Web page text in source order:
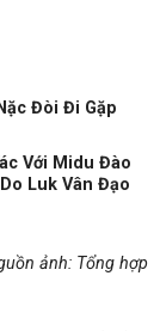
Đòi Đi Gặp
Với Midu Đào
Luk Vân Đạo
ảnh: Tổng hợp